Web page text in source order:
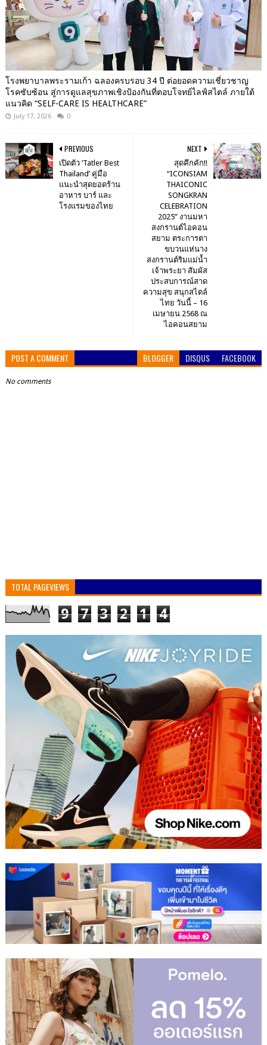
โรงพยาบาลพระรามเก้า ฉลองครบรอบ 34 ปี ต่อยอดความเชี่ยวชาญ
โรคซับซ้อน สู่การดูแลสุขภาพเชิงป้องกันที่ตอบโจทย์ไลฟ์สไตล์ ภายใต้
แนวคิด “SELF-CARE IS HEALTHCARE”
July 17, 2026 0
NEXT
สุดคึกคัก!!
“ICONSIAM
THAICONIC
SONGKRAN
CELEBRATION
2025” งานมหา
สงกรานต์ไอคอน
สยาม ตระการตา
ขบวนแห่นาง
สงกรานต์ริมแม่น้ำ
เจ้าพระยา สัมผัส
ประสบการณ์สาด
ความสุข สนุกสไตล์
ไทย วันนี้ – 16
เมษายน 2568 ณ
ไอคอนสยาม
PREVIOUS
เปิดตัว ‘Tatler Best
Thailand’ คู่มือ
แนะนำสุดยอดร้าน
อาหาร บาร์ และ
โรงแรมของไทย
POST A COMMENT BLOGGER DISQUS FACEBOOK
No comments
TOTAL PAGEVIEWS
9 7 3 2 1 4